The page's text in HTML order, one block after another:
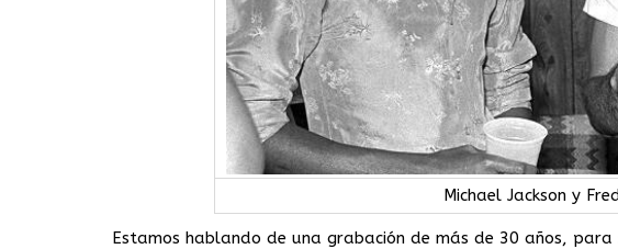
Michael Jackson y
Estamos hablando de una grabación de más de 30 años,